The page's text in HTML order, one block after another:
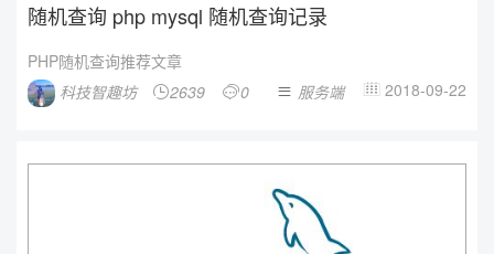
随机查询 php mysql 随机查询记录
PHP随机查询推荐文章
科技智趣坊
2639 0  服务端  2018-09-22